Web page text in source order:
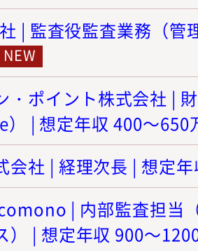
| 監査役監査業務（管
・ポイント株式会社 |
） | 想定年収 400～650
会社 | 経理次長 | 想定
| 内部監査担当
） | 想定年収 900～